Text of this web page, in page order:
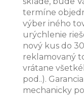
termíne
výber iného
urýchlenie
nový kus do
reklamovaný
vrátane
pod..).
mechanicky